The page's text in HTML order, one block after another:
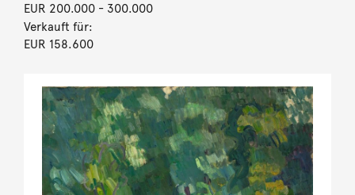
EUR 200.000- 300.000
Verkauft für:
EUR 158.600